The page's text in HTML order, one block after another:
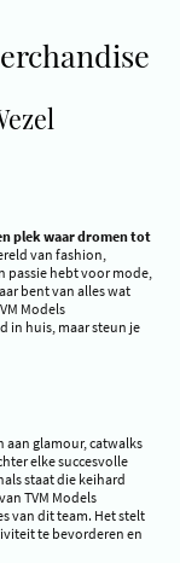
plek waar dromen tot
van fashion,
passie hebt voor mode,
bent van alles wat
Models
in huis, maar steun je
aan glamour, catwalks
elke succesvolle
staat die keihard
TVM Models
van dit team. Het stelt
te bevorderen en